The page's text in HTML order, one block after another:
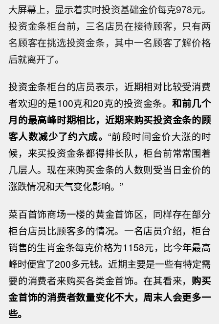
大屏幕上，显示着实时投资基础金价每克978元。
投资金条柜台前，三名店员在接待顾客，只有两
名顾客在挑选投资金条，其中一名顾客了解价格
后就离开了。
投资金条柜台的店员表示，近期相对比较受消费
者欢迎的是100克和20克的投资金条。和前几个
月的最高峰时期相比，近期来购买投资金条的顾
客人数减少了约六成。 “前段时间金价大涨的时
候，来买投资金条都得排长队，柜台前常常围着
几层人。现在来购买金条的人数则受当日金价的
涨跌情况和天气变化影响。”
菜百首饰商场一楼的黄金首饰区，同样存在部分
柜台店员比顾客多的情况。一名店员介绍，柜台
销售的生肖金条每克价格为1158元，比今年最高
峰时便宜了200多元钱。近期主要是一些有特定需
要的消费者来购买各类金首饰。在其看来， 购买
金首饰的消费者数量变化不大，周末人会更多一
些。